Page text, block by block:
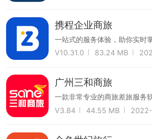
携程企业商旅
一站式的服务体验，助你实时
务旅行
V10.31.0 83.24 MB
广州三和商旅
一款非常专业的商旅差旅服务
V3.84
44.55 MB